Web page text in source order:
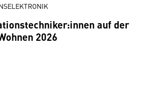
auf der
2026